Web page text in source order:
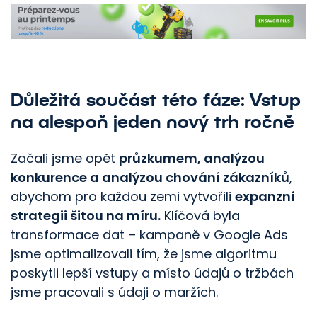
Důležitá součást této fáze: Vstup
na alespoň jeden nový trh ročně
Začali jsme opět průzkumem, analýzou
konkurence a analýzou chování zákazníků,
abychom pro každou zemi vytvořili expanzní
strategii šitou na míru. Klíčová byla
transformace dat – kampaně v Google Ads
jsme optimalizovali tím, že jsme algoritmu
poskytli lepší vstupy a místo údajů o tržbách
jsme pracovali s údaji o maržích.